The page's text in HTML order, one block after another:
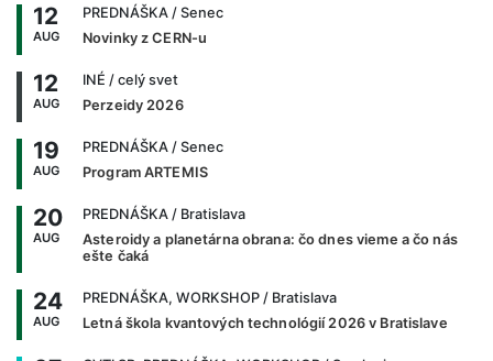
12
AUG
PREDNÁŠKA / Senec
Novinky z CERN-u
12
AUG
INÉ / celý svet
Perzeidy 2026
19
AUG
PREDNÁŠKA / Senec
Program ARTEMIS
20
AUG
PREDNÁŠKA / Bratislava
Asteroidy a planetárna obrana: čo dnes vieme a čo nás
ešte čaká
24
AUG
PREDNÁŠKA, WORKSHOP / Bratislava
Letná škola kvantových technológií 2026 v Bratislave